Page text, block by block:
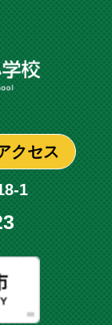
1
クセス
つくばみ